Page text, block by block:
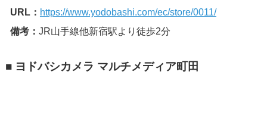
URL： https://www.yodobashi.com/ec/store/0011/
備考： JR山手線他新宿駅より徒歩2分
■ ヨドバシカメラ マルチメディア町田